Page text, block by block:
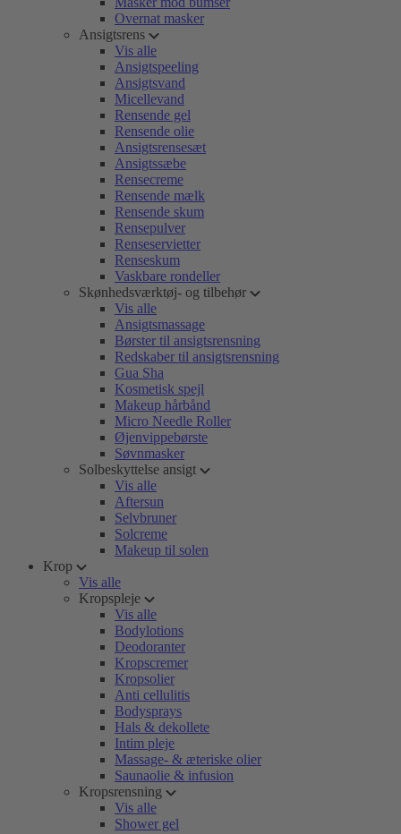
Overnat masker
Ansigtsrens
Vis alle
Ansigtspeeling
Ansigtsvand
Micellevand
Rensende gel
Rensende olie
Ansigtsrensesæt
Ansigtssæbe
Rensecreme
Rensende mælk
Rensende skum
Rensepulver
Renseservietter
Renseskum
Vaskbare rondeller
Skønhedsværktøj- og tilbehør
Vis alle
Ansigtsmassage
Børster til ansigtsrensning
Redskaber til ansigtsrensning
Gua Sha
Kosmetisk spejl
Makeup hårbånd
Micro Needle Roller
Øjenvippebørste
Søvnmasker
Solbeskyttelse ansigt
Vis alle
Aftersun
Selvbruner
Solcreme
Makeup til solen
Krop
Vis alle
Kropspleje
Vis alle
Bodylotions
Deodoranter
Kropscremer
Kropsolier
Anti cellulitis
Bodysprays
Hals & dekollete
Intim pleje
Massage- & æteriske olier
Saunaolie & infusion
Kropsrensning
Vis alle
Shower gel